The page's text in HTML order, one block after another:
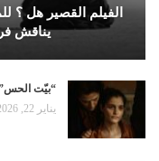
الفيلم القصير هل
يناقش
“بيّت الحس”
يناير 22, 2026